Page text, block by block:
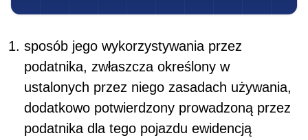
sposób jego wykorzystywania przez
podatnika, zwłaszcza określony w
ustalonych przez niego zasadach używania,
dodatkowo potwierdzony prowadzoną przez
podatnika dla tego pojazdu ewidencją